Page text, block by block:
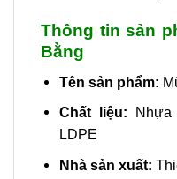
Thông tin sản
Bằng
Tên sản phẩm:
Chất liệu: Nhựa
LDPE
Nhà sản xuất: